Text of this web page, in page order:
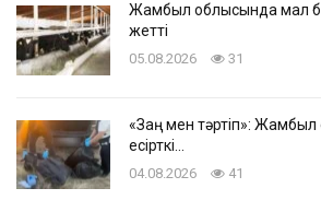
Жамбыл облысында мал
жетті
05.08.2026 31
«Заң мен тәртіп»: Жамбыл
есірткі…
04.08.2026 41